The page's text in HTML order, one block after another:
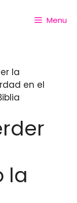
Menu
la
en el
la